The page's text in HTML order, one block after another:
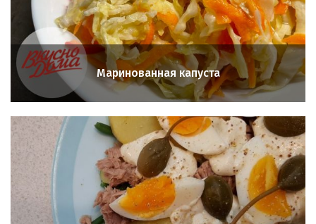
Маринованная капуста